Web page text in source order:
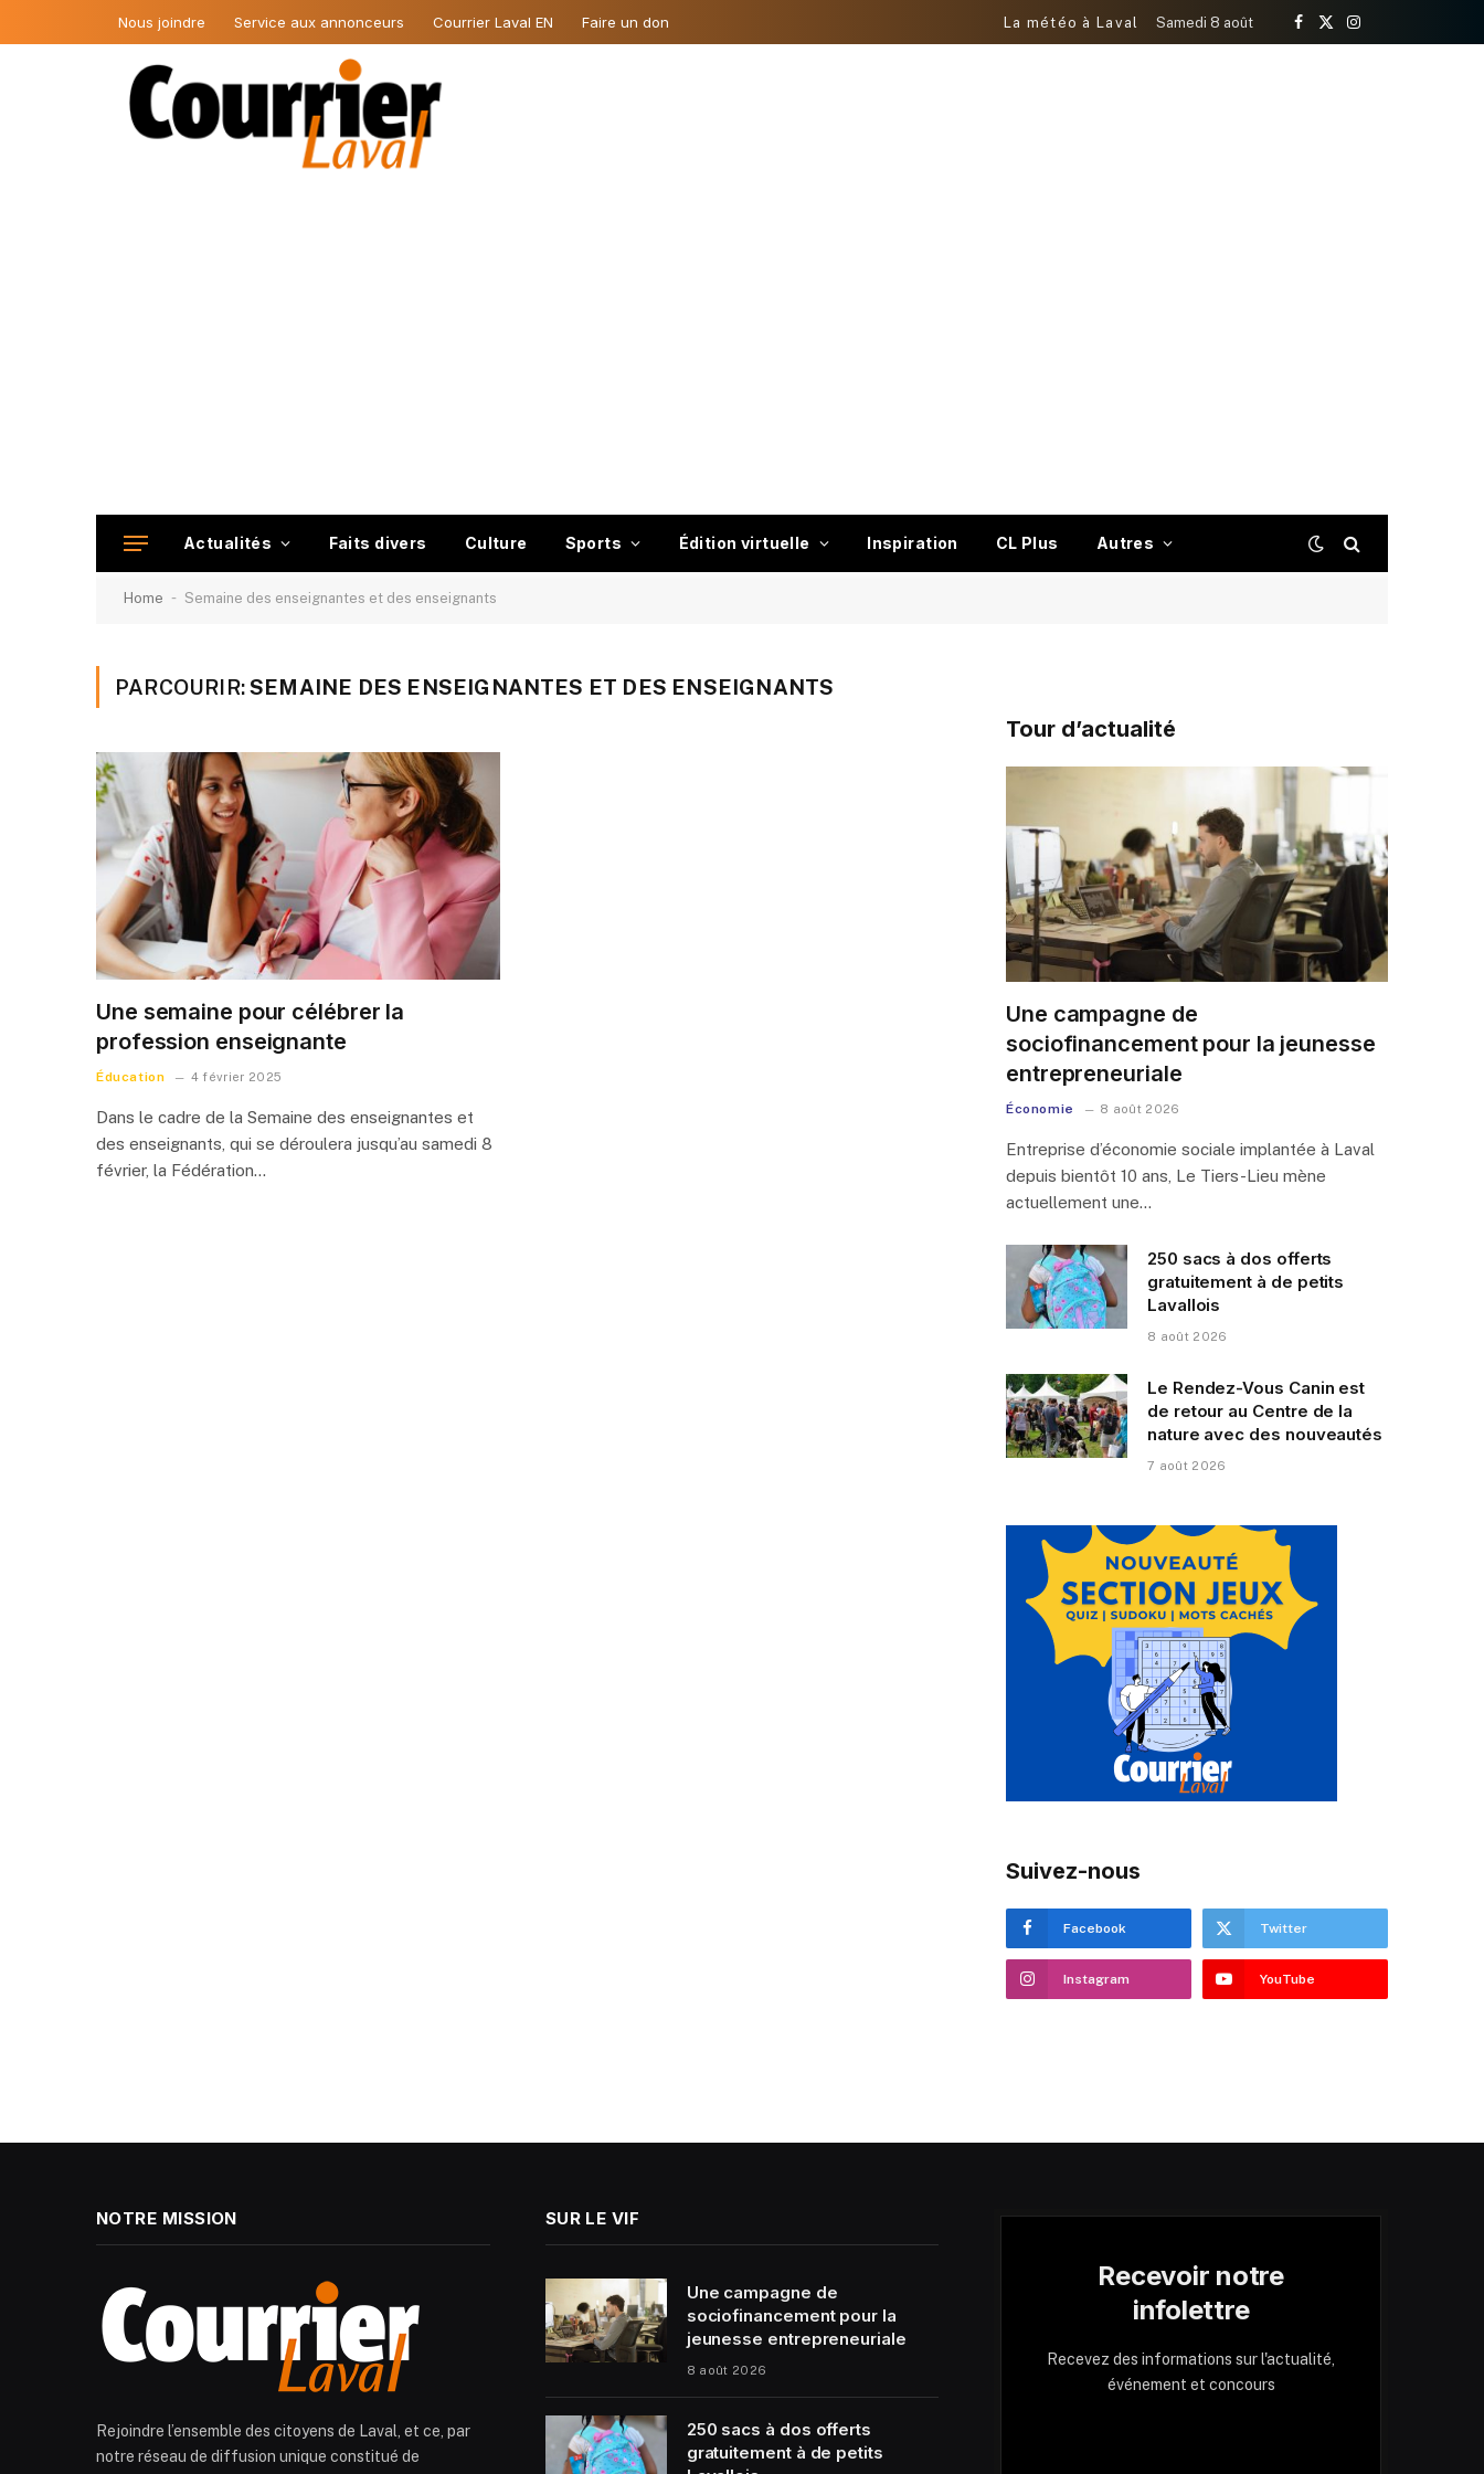
Nous joindre Service aux annonceurs Courrier Laval EN Faire un don La météo à Laval Samedi 8 août
Facebook
X
Instagram
Actualités Faits divers Culture Sports Édition virtuelle Inspiration CL Plus Autres
Home - Semaine des enseignantes et des enseignants
PARCOURIR:SEMAINE DES ENSEIGNANTES ET DES ENSEIGNANTS
Une semaine pour célébrer la
profession enseignante
Éducation 4 février 2025
Dans le cadre de la Semaine des enseignantes et
des enseignants, qui se déroulera jusqu’au samedi 8
février, la Fédération…
Tour d’actualité
Une campagne de
sociofinancement pour la jeunesse
entrepreneuriale
Économie 8 août 2026
Entreprise d’économie sociale implantée à Laval
depuis bientôt 10 ans, Le Tiers-Lieu mène
actuellement une…
250 sacs à dos offerts
gratuitement à de petits
Lavallois
8 août 2026
Le Rendez-Vous Canin est
de retour au Centre de la
nature avec des nouveautés
7 août 2026
Suivez-nous
Facebook Twitter
Instagram YouTube
NOTRE MISSION
Rejoindre l’ensemble des citoyens de Laval, et ce, par
notre réseau de diffusion unique constitué de
SUR LE VIF
Une campagne de
sociofinancement pour la
jeunesse entrepreneuriale
8 août 2026
250 sacs à dos offerts
gratuitement à de petits
Recevoir notre
infolettre
Recevez des informations sur l'actualité,
événement et concours